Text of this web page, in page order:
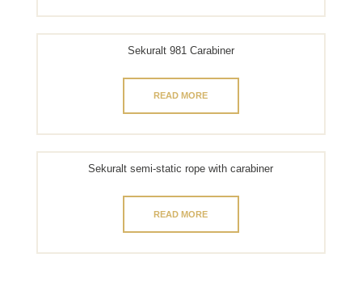
Sekuralt 981 Carabiner
READ MORE
Sekuralt semi-static rope with carabiner
READ MORE